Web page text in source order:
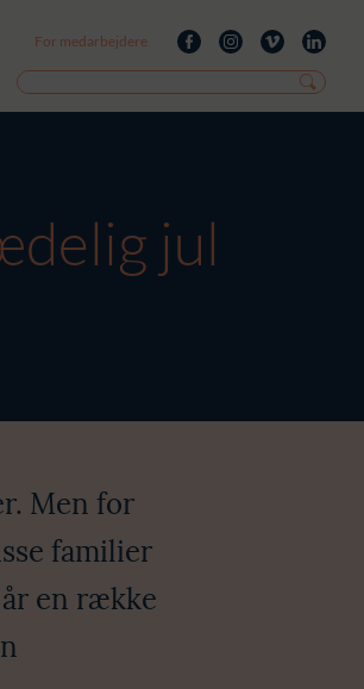
For medarbejdere
jul
Men for
familier
en række